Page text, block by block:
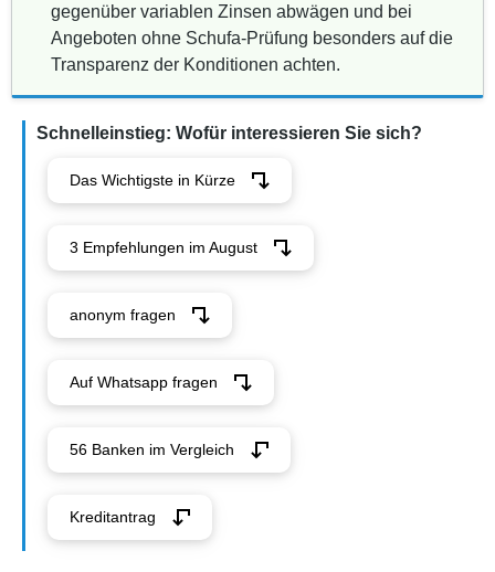
gegenüber variablen Zinsen abwägen und bei
Angeboten ohne Schufa-Prüfung besonders auf die
Transparenz der Konditionen achten.
Schnelleinstieg: Wofür interessieren Sie sich?
Das Wichtigste in Kürze
3 Empfehlungen im August
anonym fragen
Auf Whatsapp fragen
56 Banken im Vergleich
Kreditantrag